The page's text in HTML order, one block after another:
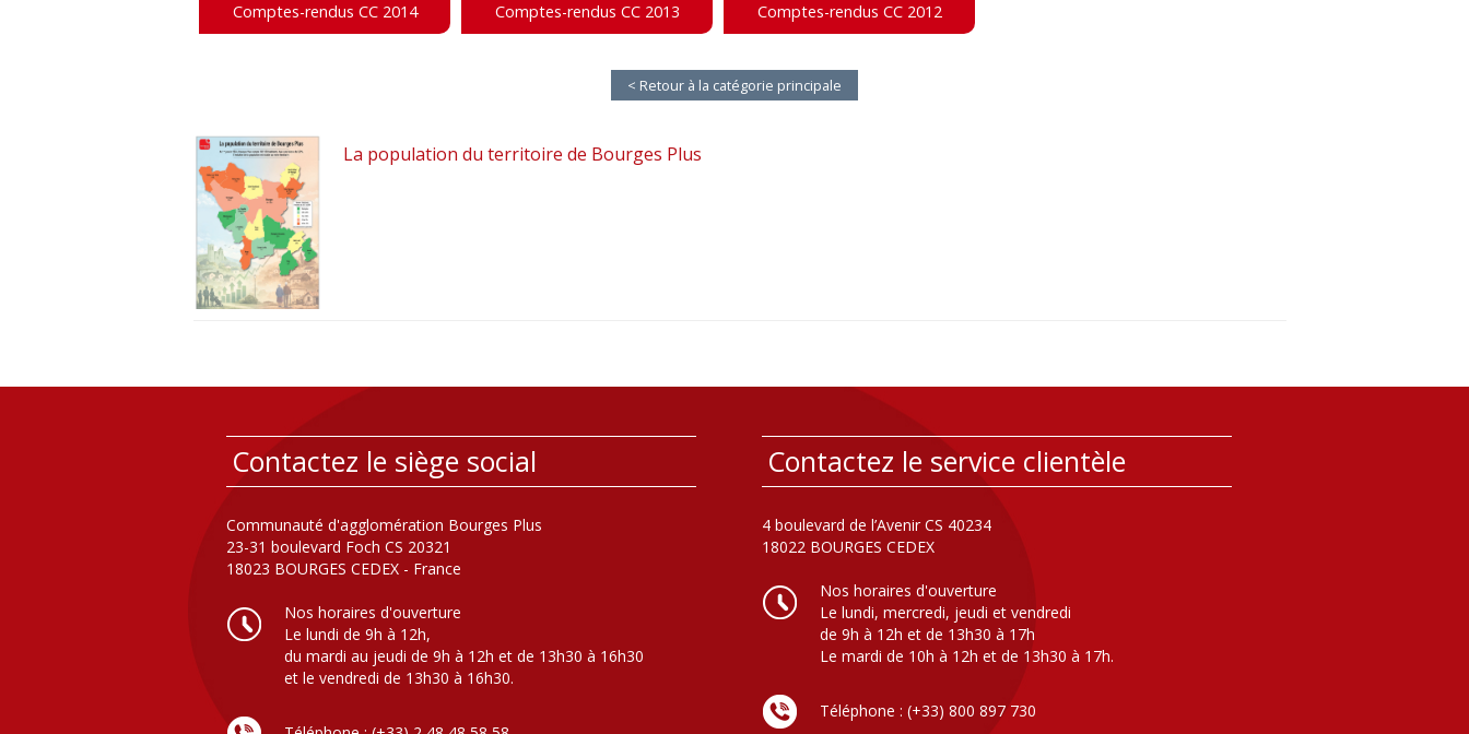
Comptes-rendus CC 2014 Comptes-rendus CC 2013 Comptes-rendus CC 2012
< Retour à la catégorie principale
La population du territoire de Bourges Plus
Contactez le siège social
Communauté d'agglomération Bourges Plus
23-31 boulevard Foch CS 20321
18023 BOURGES CEDEX - France
Nos horaires d'ouverture
Le lundi de 9h à 12h,
du mardi au jeudi de 9h à 12h et de 13h30 à 16h30
et le vendredi de 13h30 à 16h30.
Contactez le service clientèle
4 boulevard de l’Avenir CS 40234
18022 BOURGES CEDEX
Nos horaires d'ouverture
Le lundi, mercredi, jeudi et vendredi
de 9h à 12h et de 13h30 à 17h
Le mardi de 10h à 12h et de 13h30 à 17h.
Téléphone : (+33) 800 897 730